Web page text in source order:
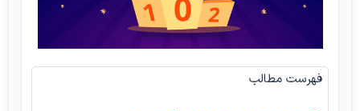
فهرست مطالب